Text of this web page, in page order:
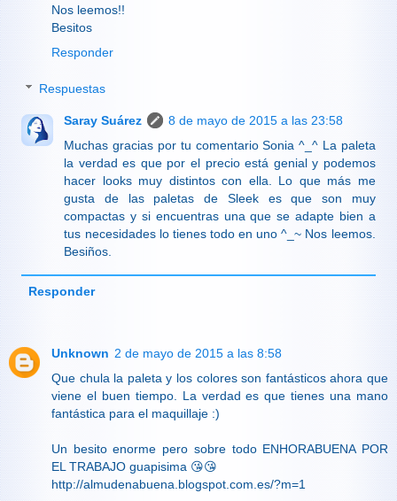
Nos leemos!!
Besitos
Responder
Respuestas
Saray Suárez
8 de mayo de 2015 a las 23:58
Muchas gracias por tu comentario Sonia ^_^ La paleta
la verdad es que por el precio está genial y podemos
hacer looks muy distintos con ella. Lo que más me
gusta de las paletas de Sleek es que son muy
compactas y si encuentras una que se adapte bien a
tus necesidades lo tienes todo en uno ^_~ Nos leemos.
Besiños.
Responder
Unknown 2 de mayo de 2015 a las 8:58
Que chula la paleta y los colores son fantásticos ahora que
viene el buen tiempo. La verdad es que tienes una mano
fantástica para el maquillaje :)
Un besito enorme pero sobre todo ENHORABUENA POR
EL TRABAJO guapisima 😘😘
http://almudenabuena.blogspot.com.es/?m=1